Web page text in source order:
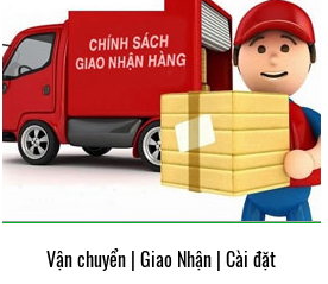
Vận chuyển | Giao Nhận | Cài đặt